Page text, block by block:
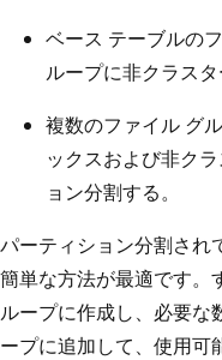
ベース テーブルの
ループに非クラス
複数のファイル グ
ックスおよび非ク
ョン分割する。
パーティション分割され
簡単な方法が最適です。
ループに作成し、必要な
ープに追加して、使用可